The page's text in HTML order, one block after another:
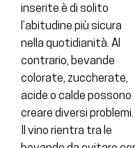
inserite è di solito
l’abitudine più sicura
nella quotidianità. Al
contrario, bevande
colorate, zuccherate,
acide o calde possono
creare diversi problemi.
Il vino rientra tra le